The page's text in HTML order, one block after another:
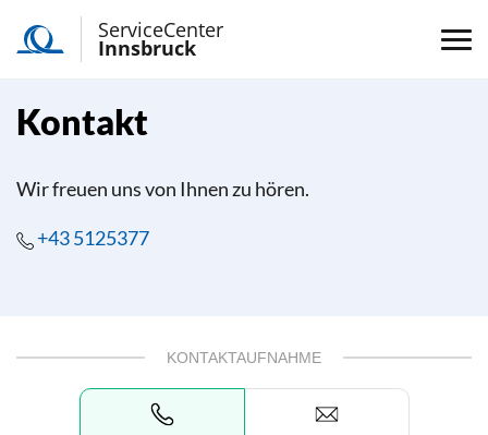
ServiceCenter
Innsbruck
Kontakt
Wir freuen uns von Ihnen zu hören.
+43 5125377
KONTAKTAUFNAHME